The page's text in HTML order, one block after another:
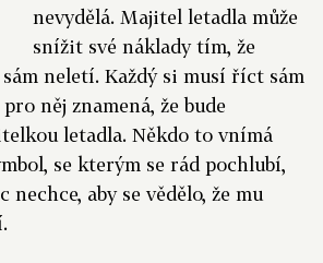
nevydělá. Majitel letadla může
snížit své náklady tím, že
neletí. Každý si musí říct sám
něj znamená, že bude
letadla. Někdo to vnímá
se kterým se rád pochlubí,
nechce, aby se vědělo, že mu